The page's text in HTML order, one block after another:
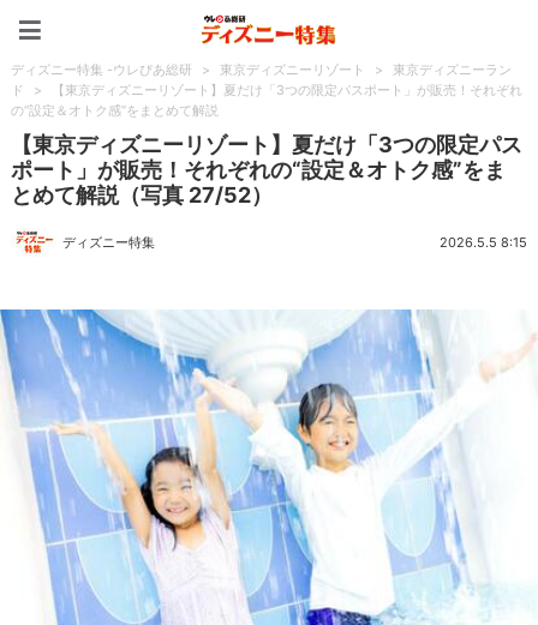
ディズニー特集 -ウレぴあ総研 > 東京ディズニーリゾート >
東京ディズニーラン
ド
>
【東京ディズニーリゾート】夏だけ「3つの限定パスポート」が販売！それぞれ
の“設定＆オトク感”をまとめて解説
【東京ディズニーリゾート】夏だけ「3つの限定パス
ポート」が販売！それぞれの“設定＆オトク感”をま
とめて解説（写真 27/52）
ディズニー特集 2026.5.5 8:15